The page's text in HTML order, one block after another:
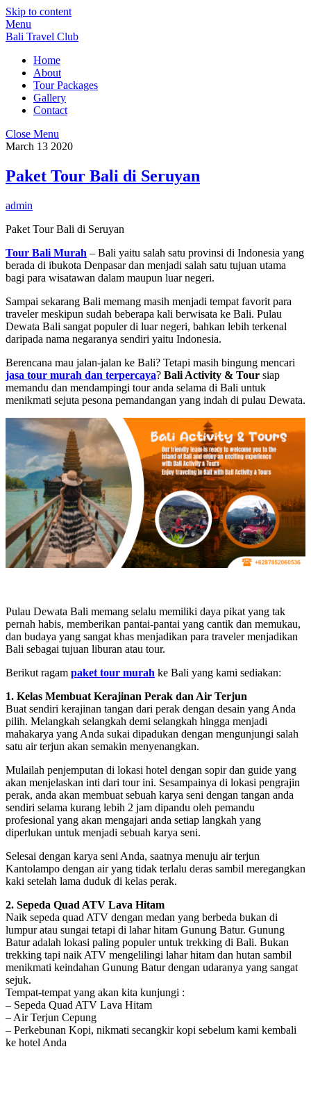
Skip to content
Menu
Bali Travel Club
Home
About
Tour Packages
Gallery
Contact
Close Menu
March 13 2020
Paket Tour Bali di Seruyan
admin
Paket Tour Bali di Seruyan
Tour Bali Murah – Bali yaitu salah satu provinsi di Indonesia yang
berada di ibukota Denpasar dan menjadi salah satu tujuan utama
bagi para wisatawan dalam maupun luar negeri.
Sampai sekarang Bali memang masih menjadi tempat favorit para
traveler meskipun sudah beberapa kali berwisata ke Bali. Pulau
Dewata Bali sangat populer di luar negeri, bahkan lebih terkenal
daripada nama negaranya sendiri yaitu Indonesia.
Berencana mau jalan-jalan ke Bali? Tetapi masih bingung mencari
jasa tour murah dan terpercaya? Bali Activity & Tour siap
memandu dan mendampingi tour anda selama di Bali untuk
menikmati sejuta pesona pemandangan yang indah di pulau Dewata.
Pulau Dewata Bali memang selalu memiliki daya pikat yang tak
pernah habis, memberikan pantai-pantai yang cantik dan memukau,
dan budaya yang sangat khas menjadikan para traveler menjadikan
Bali sebagai tujuan liburan atau tour.
Berikut ragam paket tour murah ke Bali yang kami sediakan:
1. Kelas Membuat Kerajinan Perak dan Air Terjun
Buat sendiri kerajinan tangan dari perak dengan desain yang Anda
pilih. Melangkah selangkah demi selangkah hingga menjadi
mahakarya yang Anda sukai dipadukan dengan mengunjungi salah
satu air terjun akan semakin menyenangkan.
Mulailah penjemputan di lokasi hotel dengan sopir dan guide yang
akan menjelaskan inti dari tour ini. Sesampainya di lokasi pengrajin
perak, anda akan membuat sebuah karya seni dengan tangan anda
sendiri selama kurang lebih 2 jam dipandu oleh pemandu
profesional yang akan mengajari anda setiap langkah yang
diperlukan untuk menjadi sebuah karya seni.
Selesai dengan karya seni Anda, saatnya menuju air terjun
Kantolampo dengan air yang tidak terlalu deras sambil meregangkan
kaki setelah lama duduk di kelas perak.
2. Sepeda Quad ATV Lava Hitam
Naik sepeda quad ATV dengan medan yang berbeda bukan di
lumpur atau sungai tetapi di lahar hitam Gunung Batur. Gunung
Batur adalah lokasi paling populer untuk trekking di Bali. Bukan
trekking tapi naik ATV mengelilingi lahar hitam dan hutan sambil
menikmati keindahan Gunung Batur dengan udaranya yang sangat
sejuk.
Tempat-tempat yang akan kita kunjungi :
– Sepeda Quad ATV Lava Hitam
– Air Terjun Cepung
– Perkebunan Kopi, nikmati secangkir kopi sebelum kami kembali
ke hotel Anda